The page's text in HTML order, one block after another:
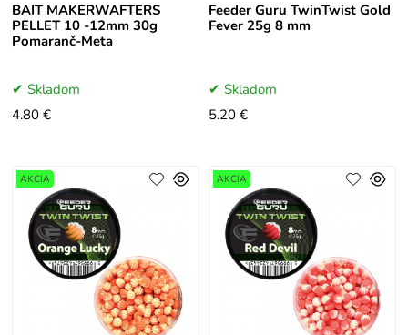
BAIT MAKERWAFTERS
PELLET 10 -12mm 30g
Pomaranč-Meta
Skladom
4.80 €
Feeder Guru TwinTwist Gold
Fever 25g 8 mm
Skladom
5.20 €
AKCIA AKCIA